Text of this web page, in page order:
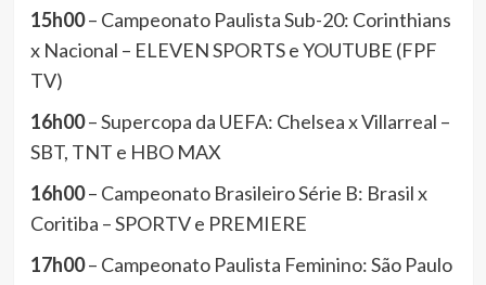
15h00– Campeonato Paulista Sub-20: Corinthians
x Nacional – ELEVEN SPORTS e YOUTUBE (FPF
TV)
16h00– Supercopa da UEFA: Chelsea x Villarreal –
SBT, TNT e HBO MAX
16h00– Campeonato Brasileiro Série B: Brasil x
Coritiba – SPORTV e PREMIERE
17h00– Campeonato Paulista Feminino: São Paulo